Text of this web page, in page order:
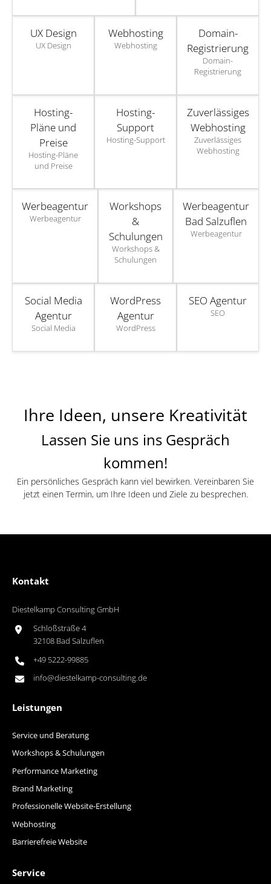
UX Design
UX Design
Webhosting
Webhosting
Domain-
Registrierung
Domain-
Registrierung
Hosting-
Pläne und
Preise
Hosting-Pläne
und Preise
Hosting-
Support
Hosting-Support
Zuverlässiges
Webhosting
Zuverlässiges
Webhosting
Werbeagentur
Werbeagentur
Workshops
&
Schulungen
Workshops &
Schulungen
Werbeagentur
Bad Salzuflen
Werbeagentur
Social Media
Agentur
Social Media
WordPress
Agentur
WordPress
SEO Agentur
SEO
Ihre Ideen, unsere Kreativität
Lassen Sie uns ins Gespräch
kommen!
Ein persönliches Gespräch kann viel bewirken. Vereinbaren Sie
jetzt einen Termin, um Ihre Ideen und Ziele zu besprechen.
Kontakt
Diestelkamp Consulting GmbH
Schloßstraße 4
32108 Bad Salzuflen
+49 5222-99885
info@diestelkamp-consulting.de
Leistungen
Service und Beratung
Workshops & Schulungen
Performance Marketing
Brand Marketing
Professionelle Website-Erstellung
Webhosting
Barrierefreie Website
Service